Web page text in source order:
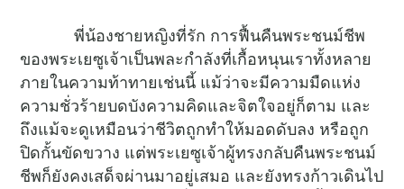
พี่น้องชายหญิงที่รัก การฟื้นคืนพระชนม์ชีพ
ของพระเยซูเจ้าเป็นพละกำลังที่เกื้อหนุนเราทั้งหลาย
ภายในความท้าทายเช่นนี้ แม้ว่าจะมีความมืดแห่ง
ความชั่วร้ายบดบังความคิดและจิตใจอยู่ก็ตาม และ
ถึงแม้จะดูเหมือนว่าชีวิตถูกทำให้มอดดับลง หรือถูก
ปิดกั้นขัดขวาง แต่พระเยซูเจ้าผู้ทรงกลับคืนพระชนม์
ชีพก็ยังคงเสด็จผ่านมาอยู่เสมอ และยังทรงก้าวเดินไป